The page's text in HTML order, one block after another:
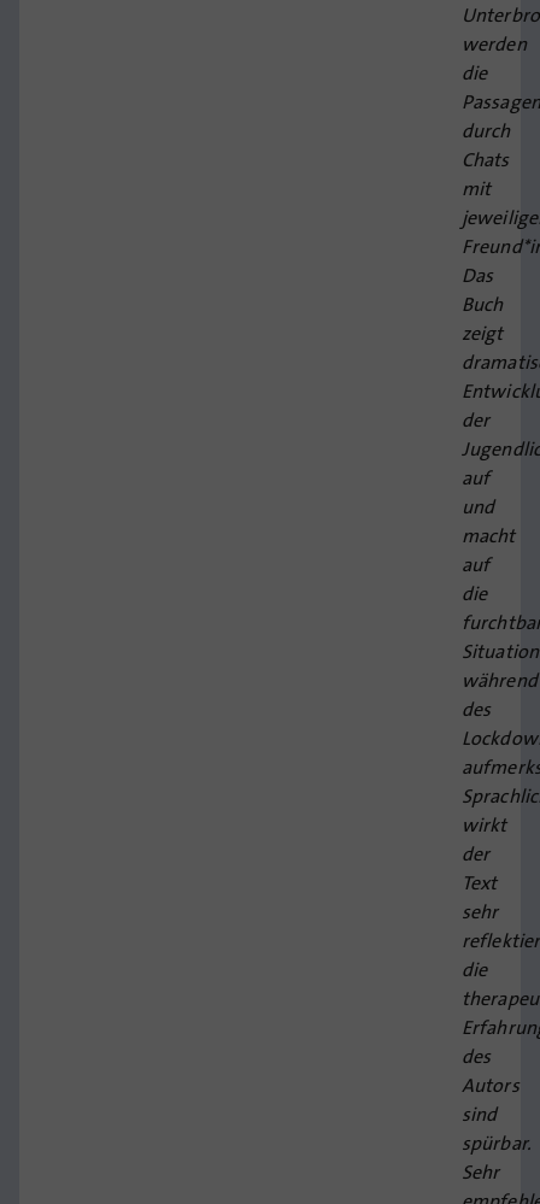
werden
die
durch
Chats
mit
Das
Buch
zeigt
der
auf
und
macht
auf
die
Situation
während
des
wirkt
der
Text
sehr
die
des
Autors
sind
spürbar.
Sehr